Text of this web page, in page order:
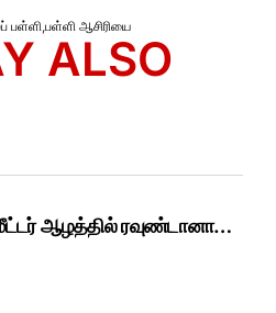
பள்ளி,பள்ளி ஆசிரியை
ALSO
மீட்டர் ஆழத்தில் ரவுண்டானா…